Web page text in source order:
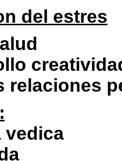
del estres
relaciones
vedica